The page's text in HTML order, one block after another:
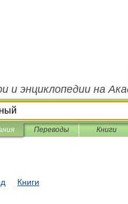
и энциклопедии на
Переводы Книги
Книги